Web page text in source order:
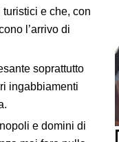
e che, con
l’arrivo di
soprattutto
ingabbiamenti
e domini di